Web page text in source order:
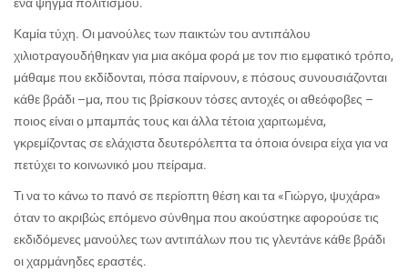
Καμία τύχη. Οι μανούλες των παικτών του αντιπάλου
χιλιοτραγουδήθηκαν για μια ακόμα φορά με τον πιο εμφατικό τρόπο,
μάθαμε που εκδίδονται, πόσα παίρνουν, ε πόσους συνουσιάζονται
κάθε βράδι –μα, που τις βρίσκουν τόσες αντοχές οι αθεόφοβες –
ποιος είναι ο μπαμπάς τους και άλλα τέτοια χαριτωμένα,
γκρεμίζοντας σε ελάχιστα δευτερόλεπτα τα όποια όνειρα είχα για να
πετύχει το κοινωνικό μου πείραμα.
Τι να το κάνω το πανό σε περίοπτη θέση και τα «Γιώργο, ψυχάρα»
όταν το ακριβώς επόμενο σύνθημα που ακούστηκε αφορούσε τις
εκδιδόμενες μανούλες των αντιπάλων που τις γλεντάνε κάθε βράδι
οι χαρμάνηδες εραστές.